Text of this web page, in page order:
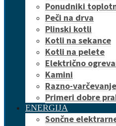
Ponudniki
Peči na drva
Plinski kotli
Kotli na sekance
Kotli na pelete
Električno
Kamini
Razno-
Primeri dobre
ENERGIJA
Sončne